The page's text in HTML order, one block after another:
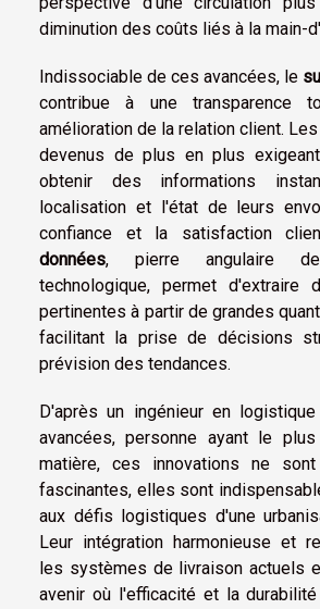
diminution des coûts liés à la main-
Indissociable de ces avancées, le
contribue à une transparence
amélioration de la relation client.
devenus de plus en plus
obtenir des informations
localisation et l'état de leurs
confiance et la satisfaction
données, pierre angulaire
technologique, permet d'extraire
pertinentes à partir de grandes
facilitant la prise de décisions
prévision des tendances.
D'après un ingénieur en
avancées, personne ayant le
matière, ces innovations ne
fascinantes, elles sont
aux défis logistiques d'une
Leur intégration harmonieuse et
les systèmes de livraison actuels
avenir où l'efficacité et la